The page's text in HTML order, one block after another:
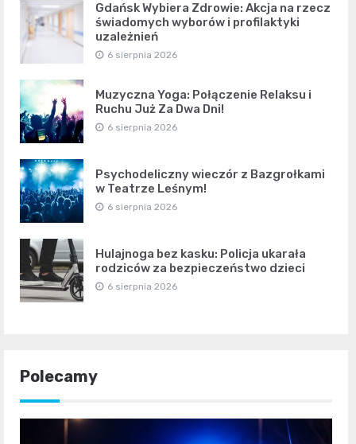
Gdańsk Wybiera Zdrowie: Akcja na rzecz
świadomych wyborów i profilaktyki
uzależnień
6 sierpnia 2026
Muzyczna Yoga: Połączenie Relaksu i
Ruchu Już Za Dwa Dni!
6 sierpnia 2026
Psychodeliczny wieczór z Bazgrołkami
w Teatrze Leśnym!
6 sierpnia 2026
Hulajnoga bez kasku: Policja ukarała
rodziców za bezpieczeństwo dzieci
6 sierpnia 2026
Polecamy